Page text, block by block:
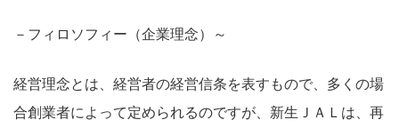
－フィロソフィー（企業理念）～
経営理念とは、経営者の経営信条を表すもので、多くの場
合創業者によって定められるのですが、新生ＪＡＬは、再